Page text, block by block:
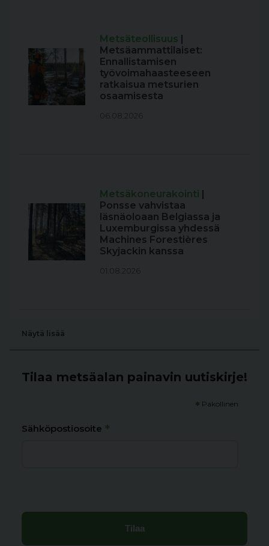
Metsäteollisuus
Metsäammattilaiset:
Ennallistamisen
työvoimahaasteeseen
ratkaisua metsurien
osaamisesta
06.08.2026
Metsäkoneurakointi
Ponsse vahvistaa
läsnäoloaan Belgiassa ja
Luxemburgissa yhdessä
Machines Forestières
Skyjackin kanssa
01.08.2026
Näytä lisää
Tilaa metsäalan painavin uutiskirje!
* Pakollinen
Sähköpostiosoite *